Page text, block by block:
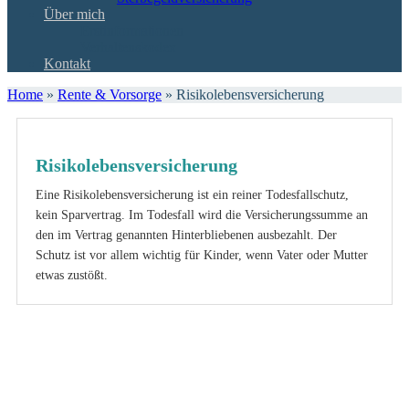
Über mich
Kontakt
Home » Rente & Vorsorge » Risikolebensversicherung
Risikolebensversicherung
Eine Risikolebensversicherung ist ein reiner Todesfallschutz,
kein Sparvertrag. Im Todesfall wird die Versicherungssumme an
den im Vertrag genannten Hinterbliebenen ausbezahlt. Der
Schutz ist vor allem wichtig für Kinder, wenn Vater oder Mutter
etwas zustößt.